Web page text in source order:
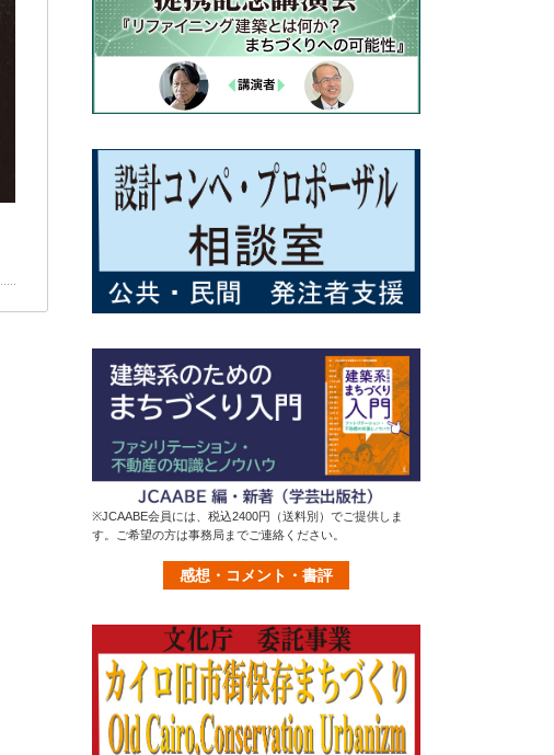
※JCAABE会員には、税込2400円（送料別）でご提供しま
す。ご希望の方は事務局までご連絡ください。
感想・コメント・書評